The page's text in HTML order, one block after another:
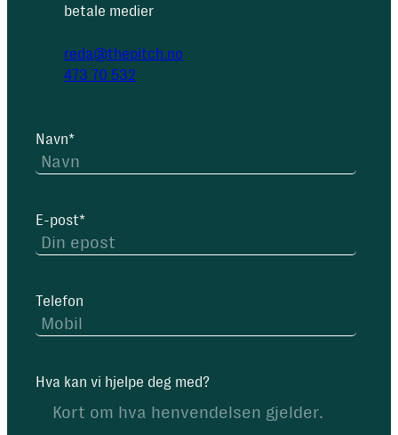
betale medier
reda@thepitch.no
473 70 532
Navn*
E-post*
Telefon
Hva kan vi hjelpe deg med?